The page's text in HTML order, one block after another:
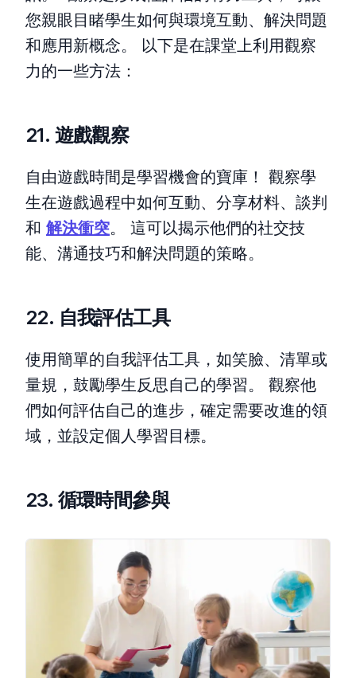
您親眼目睹學生如何與環境互動、解決問題
和應用新概念。 以下是在課堂上利用觀察
力的一些方法：
21. 遊戲觀察
自由遊戲時間是學習機會的寶庫！ 觀察學
生在遊戲過程中如何互動、分享材料、談判
和 解決衝突。 這可以揭示他們的社交技
能、溝通技巧和解決問題的策略。
22. 自我評估工具
使用簡單的自我評估工具，如笑臉、清單或
量規，鼓勵學生反思自己的學習。 觀察他
們如何評估自己的進步，確定需要改進的領
域，並設定個人學習目標。
23. 循環時間參與